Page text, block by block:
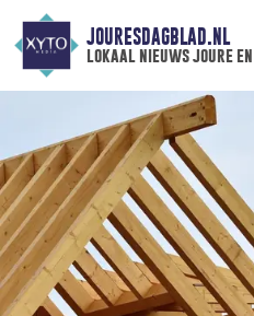
JOURESDAGBLAD.NL
lokaal nieuws joure